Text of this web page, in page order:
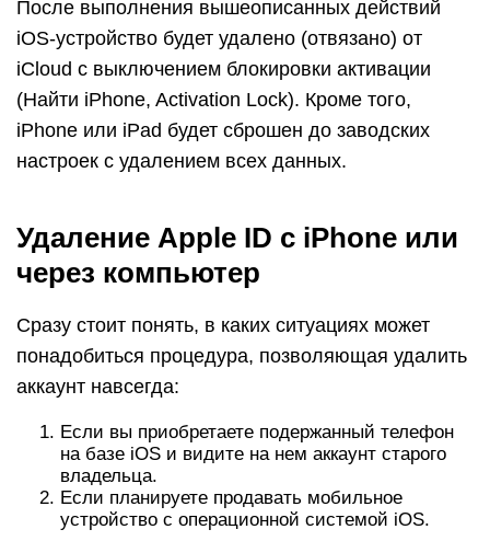
После выполнения вышеописанных действий
iOS-устройство будет удалено (отвязано) от
iCloud с выключением блокировки активации
(Найти iPhone, Activation Lock). Кроме того,
iPhone или iPad будет сброшен до заводских
настроек с удалением всех данных.
Удаление Apple ID с iPhone или
через компьютер
Сразу стоит понять, в каких ситуациях может
понадобиться процедура, позволяющая удалить
аккаунт навсегда:
Если вы приобретаете подержанный телефон
на базе iOS и видите на нем аккаунт старого
владельца.
Если планируете продавать мобильное
устройство с операционной системой iOS.